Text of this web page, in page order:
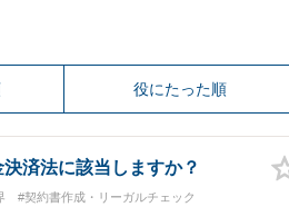
役にたった順
済法に該当しますか？
#契約書作成・リーガルチェック